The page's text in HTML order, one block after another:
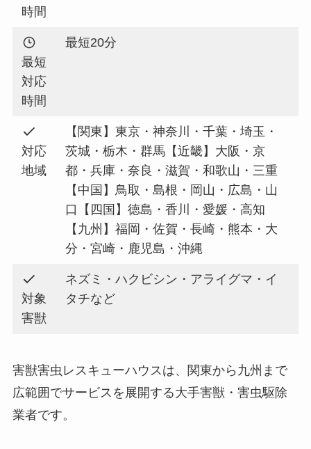
時間
最短
対応
時間
最短20分
対応
地域
【関東】東京・神奈川・千葉・埼玉・
茨城・栃木・群馬【近畿】大阪・京
都・兵庫・奈良・滋賀・和歌山・三重
【中国】鳥取・島根・岡山・広島・山
口【四国】徳島・香川・愛媛・高知
【九州】福岡・佐賀・長崎・熊本・大
分・宮崎・鹿児島・沖縄
対象
害獣
ネズミ・ハクビシン・アライグマ・イ
タチなど
害獣害虫レスキューハウスは、関東から九州まで
広範囲でサービスを展開する大手害獣・害虫駆除
業者です。